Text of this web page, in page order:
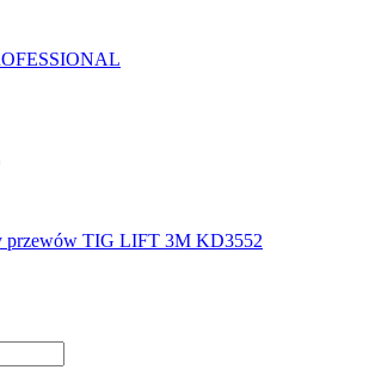
przewów TIG LIFT 3M KD3552